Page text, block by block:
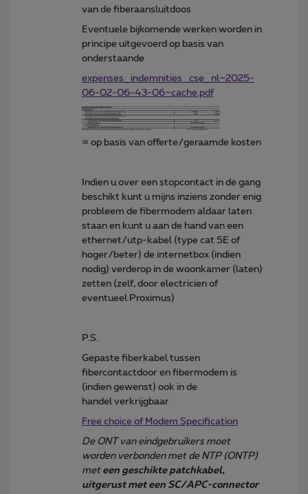
van de fiberaansluitdoos
Eventuele bijkomende werken worden in
principe uitgevoerd op basis van
onderstaande
expenses_indemnities_cse_nl~2025-
06-02-06-43-06~cache.pdf
= op basis van offerte/geraamde kosten
Indien u over een stopcontact in de gang
beschikt kunt u mijns inziens zonder enig
probleem de fibermodem aldaar laten
staan en kunt u aan de hand van een
ethernet/utp-kabel (type cat 5E of
hoger/beter) de internetbox (indien
nodig) verderop in de woonkamer (laten)
zetten (zelf, door electricien of
eventueel Proximus)
P.S.
Gepaste fiberkabel tussen
fibercontactdoor en fibermodem is
(indien gewenst) ook in de
handel verkrijgbaar
Free choice of Modem Specification
De ONT van eindgebruikers moet
worden verbonden met de NTP (ONTP)
met een geschikte patchkabel,
uitgerust met een SC/APC-connector